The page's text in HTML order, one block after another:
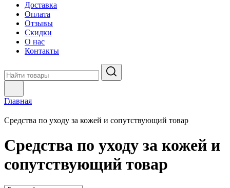
Доставка
Оплата
Отзывы
Скидки
О нас
Контакты
Главная
Средства по уходу за кожей и сопутствующий товар
Средства по уходу за кожей и
сопутствующий товар